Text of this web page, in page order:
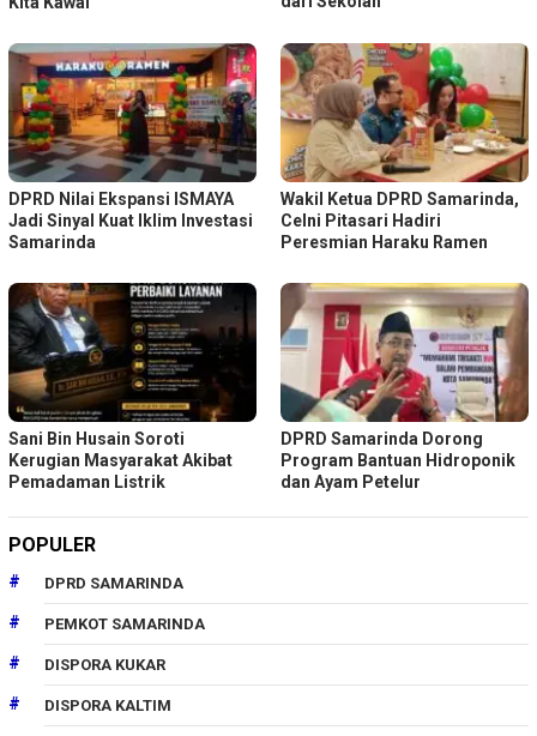
DPRD Nilai Ekspansi ISMAYA
Jadi Sinyal Kuat Iklim Investasi
Samarinda
Wakil Ketua DPRD Samarinda,
Celni Pitasari Hadiri
Peresmian Haraku Ramen
Sani Bin Husain Soroti
Kerugian Masyarakat Akibat
Pemadaman Listrik
DPRD Samarinda Dorong
Program Bantuan Hidroponik
dan Ayam Petelur
POPULER
DPRD SAMARINDA
PEMKOT SAMARINDA
DISPORA KUKAR
DISPORA KALTIM